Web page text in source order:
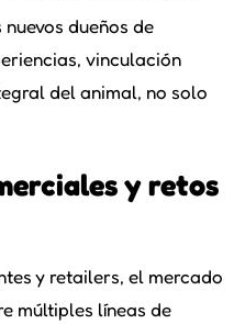
nuevos dueños de
vinculación
del animal, no solo
y retos
y retailers, el mercado
múltiples líneas de